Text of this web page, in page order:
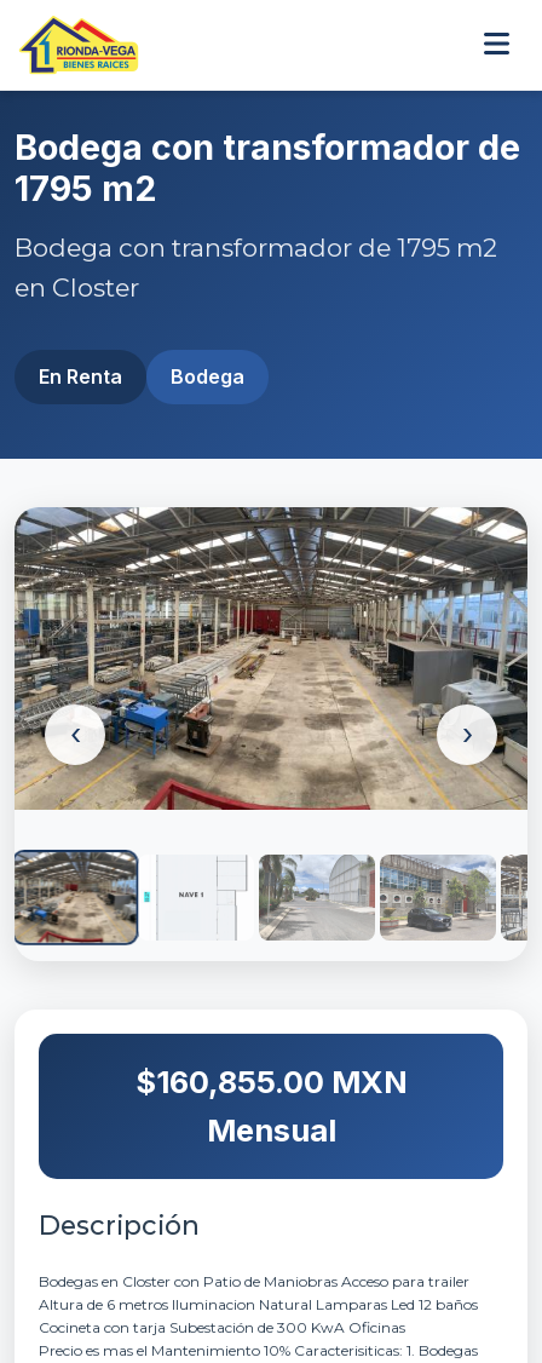
Bodega con transformador de
1795 m2
Bodega con transformador de 1795 m2
en Closter
En Renta Bodega
‹ ›
$160,855.00 MXN
Mensual
Descripción
Bodegas en Closter con Patio de Maniobras Acceso para trailer
Altura de 6 metros Iluminacion Natural Lamparas Led 12 baños
Cocineta con tarja Subestación de 300 KwA Oficinas
Precio es mas el Mantenimiento 10% Caracterisiticas: 1. Bodegas